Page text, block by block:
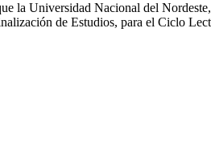
la Universidad Nacional del
de Estudios, para el Ciclo